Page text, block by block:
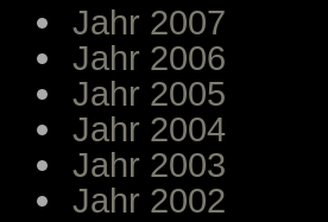
Jahr 2007
Jahr 2006
Jahr 2005
Jahr 2004
Jahr 2003
Jahr 2002